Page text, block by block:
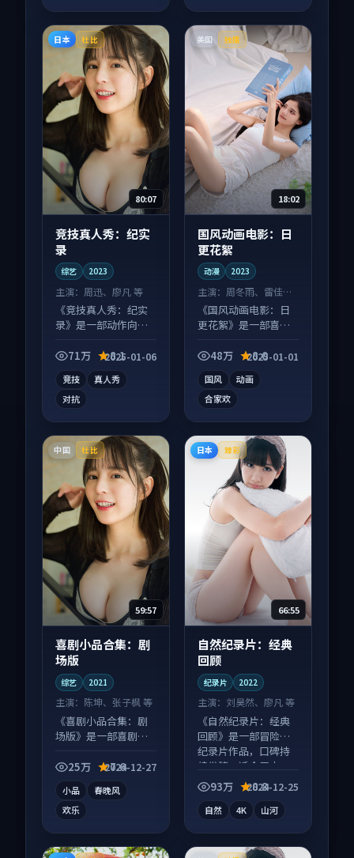
日本 杜比
80:07
竞技真人秀：纪实
录
综艺 2023
主演： 周迅、廖凡 等
《竞技真人秀：纪实
录》是一部动作向综
酵，适合周末一口气
71万 8.1
2025-01-06
竞技
真人秀
对抗
美国 独播
18:02
国风动画电影：日
更花絮
动漫 2023
主演： 周冬雨、雷佳音
等
《国风动画电影：日
更花絮》是一部喜剧
系层层推进，尾声常
48万 8.0
2025-01-01
国风
动画
合家欢
中国 杜比
59:57
喜剧小品合集：剧
场版
综艺 2021
主演： 陈坤、张子枫 等
《喜剧小品合集：剧
场版》是一部喜剧向
层层推进，尾声常有
25万 7.6
2024-12-27
小品
春晚风
欢乐
日本 臻彩
66:55
自然纪录片：经典
回顾
纪录片 2022
主演： 刘昊然、廖凡 等
《自然纪录片：经典
回顾》是一部冒险向
纪录片作品，口碑持
续发酵，适合周末一
口气刷完。
93万 8.8
2024-12-25
自然 4K 山河